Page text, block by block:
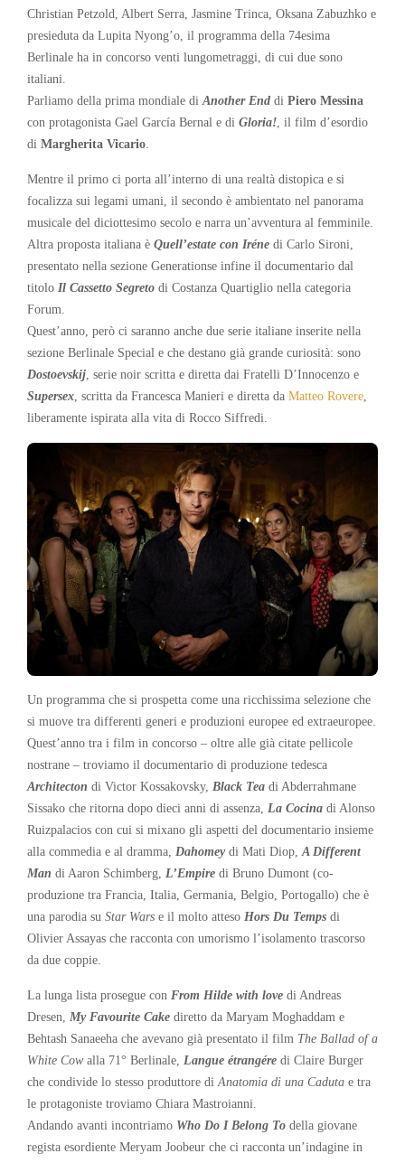
Christian Petzold, Albert Serra, Jasmine Trinca, Oksana Zabuzhko e
presieduta da Lupita Nyong’o, il programma della 74esima
Berlinale ha in concorso venti lungometraggi, di cui due sono
italiani.
Parliamo della prima mondiale di Another End di Piero Messina
con protagonista Gael García Bernal e di Gloria! , il film d’esordio
di Margherita Vicario
Mentre il primo ci porta all’interno di una realtà distopica e si
focalizza sui legami umani, il secondo è ambientato nel panorama
musicale del diciottesimo secolo e narra un’avventura al femminile.
Altra proposta italiana è Quell’estate con Iréne di Carlo Sironi,
presentato nella sezione Generationse infine il documentario dal
titolo Il Cassetto Segreto di Costanza Quartiglio nella categoria
Forum.
Quest’anno, però ci saranno anche due serie italiane inserite nella
sezione Berlinale Special e che destano già grande curiosità: sono
Dostoevskij , serie noir scritta e diretta dai Fratelli D’Innocenzo e
Supersex , scritta da Francesca Manieri e diretta da Matteo Rovere
liberamente ispirata alla vita di Rocco Siffredi.
Un programma che si prospetta come una ricchissima selezione che
si muove tra differenti generi e produzioni europee ed extraeuropee.
Quest’anno tra i film in concorso – oltre alle già citate pellicole
nostrane – troviamo il documentario di produzione tedesca
Architecton di Victor Kossakovsky, Black Tea di Abderrahmane
Sissako che ritorna dopo dieci anni di assenza, La Cocina di Alonso
Ruizpalacios con cui si mixano gli aspetti del documentario insieme
alla commedia e al dramma, Dahomeydi Mati Diop,A Different
Man di Aaron Schimberg, L’Empire di Bruno Dumont (co-
produzione tra Francia, Italia, Germania, Belgio, Portogallo) che è
una parodia su Star Wars e il molto atteso Hors Du Temps di
Olivier Assayas che racconta con umorismo l’isolamento trascorso
da due coppie.
La lunga lista prosegue con From Hilde with love di Andreas
Dresen, My Favourite Cake diretto da Maryam Moghaddam e
Behtash Sanaeeha che avevano già presentato il film The Ballad of a
White Cowalla 71° Berlinale, Langue étrangére di Claire Burger
che condivide lo stesso produttore diAnatomia di una Caduta e tra
le protagoniste troviamo Chiara Mastroianni.
Andando avanti incontriamo Who Do I Belong To della giovane
regista esordiente Meryam Joobeur che ci racconta un’indagine in